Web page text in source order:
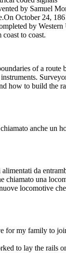
by Samuel
October 24,
by
to coast.
of a route
how to build the
anche un
da
chiamato una
locomotive che
for my family to
to lay the rails